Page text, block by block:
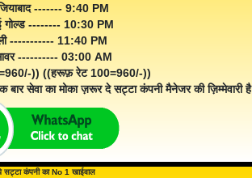
------- 9:40 PM
गोल्ड -------- 10:30 PM
----------- 11:40 PM
---------- 03:00 AM
)) ((हरूफ़ रेट 100=960/-))
सेवा का मोका ज़रूर दे सट्टा कंपनी मैनेजर की ज़िम्मेवारी है
सट्टा कंपनी का No 1 खाईवाल